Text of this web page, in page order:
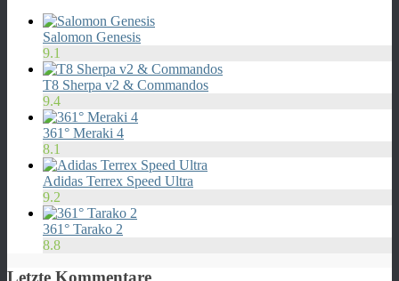
Salomon Genesis
9.1
T8 Sherpa v2 & Commandos
9.4
361° Meraki 4
8.1
Adidas Terrex Speed Ultra
9.2
361° Tarako 2
8.8
Letzte Kommentare